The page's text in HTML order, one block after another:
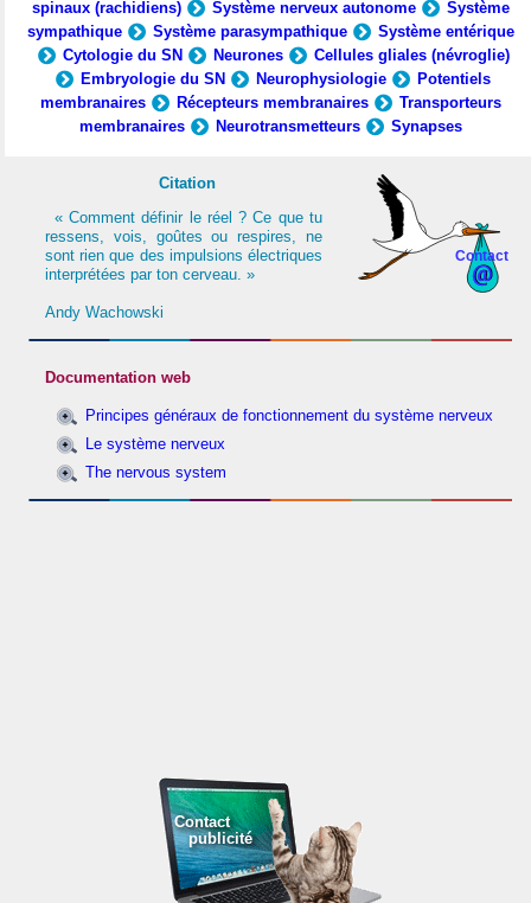
spinaux (rachidiens)
Système nerveux autonome
Système
sympathique
Système parasympathique
Système entérique
Cytologie du SN
Neurones
Cellules gliales (névroglie)
Embryologie du SN
Neurophysiologie
Potentiels
membranaires
Récepteurs membranaires
Transporteurs
membranaires
Neurotransmetteurs Synapses
Contact
Citation
« Comment définir le réel ? Ce que tu
ressens, vois, goûtes ou respires, ne
sont rien que des impulsions électriques
interprétées par ton cerveau. »
Andy Wachowski
Documentation web
Principes généraux de fonctionnement du système nerveux
Le système nerveux
The nervous system
Contact
publicité